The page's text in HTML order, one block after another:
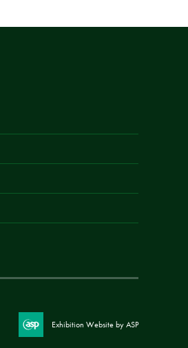
Exhibition Website by ASP